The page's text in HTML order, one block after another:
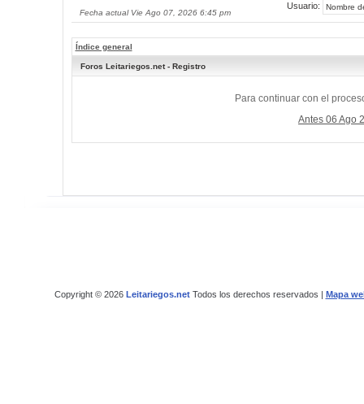
Fecha actual Vie Ago 07, 2026 6:45 pm
Usuario:
Índice general
Foros Leitariegos.net - Registro
Para continuar con el
Antes 06 Ago
Copyright © 2026 Leitariegos.netTodos los derechos reservados | Mapa